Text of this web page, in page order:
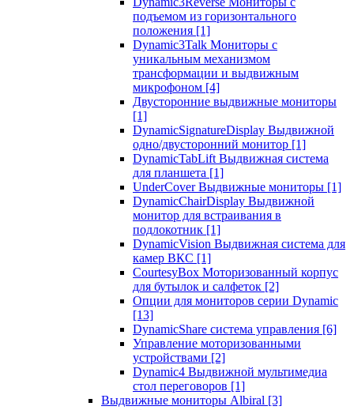
подъемом из горизонтального
положения [1]
Dynamic3Talk Мониторы с
уникальным механизмом
трансформации и выдвижным
микрофоном [4]
Двусторонние выдвижные мониторы
[1]
DynamicSignatureDisplay Выдвижной
одно/двусторонний монитор [1]
DynamicTabLift Выдвижная система
для планшета [1]
UnderCover Выдвижные мониторы [1]
DynamicChairDisplay Выдвижной
монитор для встраивания в
подлокотник [1]
DynamicVision Выдвижная система для
камер ВКС [1]
CourtesyBox Моторизованный корпус
для бутылок и салфеток [2]
Опции для мониторов серии Dynamic
[13]
DynamicShare система управления [6]
Управление моторизованными
устройствами [2]
Dynamic4 Выдвижной мультимедиа
стол переговоров [1]
Выдвижные мониторы Albiral [3]